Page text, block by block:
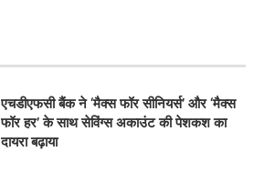
एचडीएफसी बैंक ने ‘मैक्स फॉर सीनियर्स’ और ‘मैक्स
फॉर हर’ के साथ सेविंग्स अकाउंट की पेशकश का
दायरा बढ़ाया